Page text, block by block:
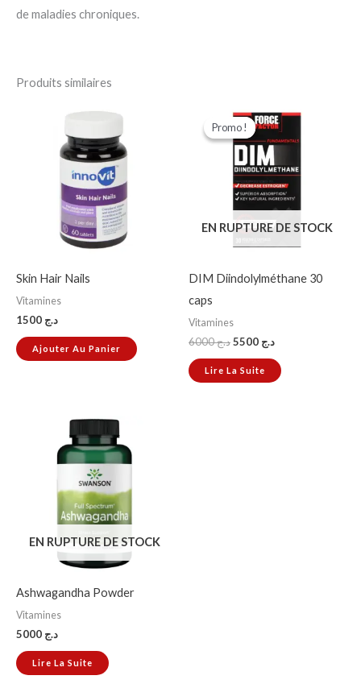
de maladies chroniques.
Produits similaires
Skin Hair Nails
Vitamines
د.ج
Ajouter Au Panier
Promo !
EN RUPTURE DE STOCK
Promo !
DIM Diindolylméthane 30
caps
Vitamines
د.ج6000
prix
initial
était :
د.ج 6000.
د.ج
prix
actuel
est :
Lire La Suite
EN RUPTURE DE STOCK
Ashwagandha Powder
Vitamines
د.ج
Lire La Suite